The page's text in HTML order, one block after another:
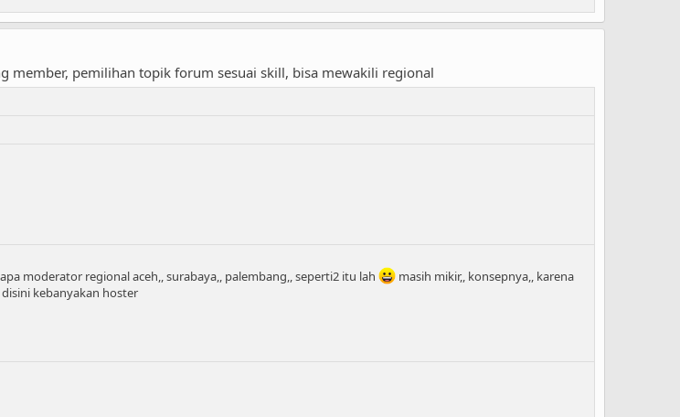
member, pemilihan topik forum sesuai skill, bisa mewakili regional
moderator regional aceh,, surabaya,, palembang,, seperti2 itu lah
masih mikir,, konsepnya,, karena
kebanyakan hoster